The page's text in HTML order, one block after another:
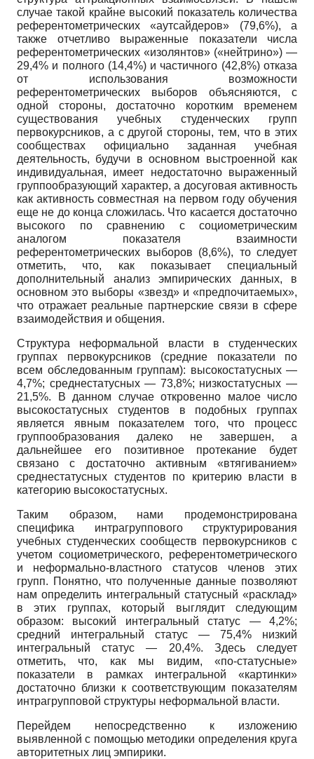
случае такой крайне высокий показатель количества
референтометрических «аутсайдеров» (79,6%), а
также отчетливо выраженные показатели числа
референтометричес­ких «изолянтов» («нейтрино») —
29,4% и полного (14,4%) и частичного (42,8%) отказа
от использования возможности
референтометрических выборов объясняются, с
одной стороны, достаточно коротким временем
существования учебных студенческих групп
первокурсников, а с другой стороны, тем, что в этих
сообществах официально заданная учебная
деятельность, будучи в основном выстроенной как
индивидуальная, имеет недостаточно выраженный
группообразующий характер, а досуго­вая активность
как активность совместная на первом году обучения
еще не до конца сложилась. Что касается достаточно
высокого по сравнению с социо­метрическим
аналогом показателя взаимности
референтометрических выборов (8,6%), то следует
отметить, что, как показывает специальный
дополнительный анализ эмпирических данных, в
основном это выборы «звезд» и «предпочитаемых»,
что отражает реальные партнерские связи в сфере
взаимодействия и общения.
Структура неформальной власти в студенческих
группах первокурсников (средние показатели по
всем обследованным группам): высокостатусных —
4,7%; среднестатусных — 73,8%; низко­статусных —
21,5%. В данном случае откровенно малое число
высокостатусных студентов в подобных группах
является явным показателем того, что процесс
группообразования далеко не завершен, а
дальнейшее его позитивное протекание будет
связано с достаточно активным «втягиванием»
среднестатусных студентов по критерию власти в
категорию вы­сокостатусных.
Таким образом, нами продемонстрирована
специфика интрагруппового структурирования
учебных студенческих сообществ первокурсников с
учетом социометрического, референтомет­рического
и неформально-властного статусов членов этих
групп. Понятно, что полученные данные позволяют
нам определить интегральный статусный «расклад»
в этих группах, который выглядит следующим
образом: высокий интегральный статус — 4,2%;
средний интегральный статус — 75,4% низкий
интегральный статус — 20,4%. Здесь следует
отметить, что, как мы видим, «по-статусные»
показатели в рамках интегральной «картинки»
достаточно близки к соответствующим показателям
интрагрупповой структуры неформальной власти.
Перейдем непосредственно к изложению
выявленной с помощью методики определения круга
авторитетных лиц эмпирики.